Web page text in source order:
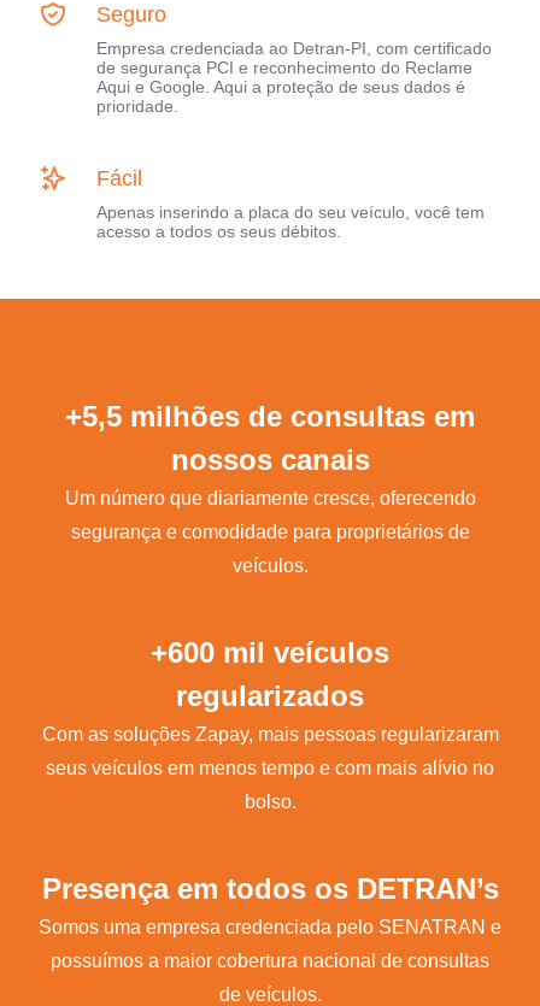
Seguro
Empresa credenciada ao Detran-PI, com certificado
de segurança PCI e reconhecimento do Reclame
Aqui e Google. Aqui a proteção de seus dados é
prioridade.
Fácil
Apenas inserindo a placa do seu veículo, você tem
acesso a todos os seus débitos.
+5,5 milhões de consultas em
nossos canais
Um número que diariamente cresce, oferecendo
segurança e comodidade para proprietários de
veículos.
+600 mil veículos
regularizados
Com as soluções Zapay, mais pessoas regularizaram
seus veículos em menos tempo e com mais alívio no
bolso.
Presença em todos os DETRAN’s
Somos uma empresa credenciada pelo SENATRAN e
possuímos a maior cobertura nacional de consultas
de veículos.